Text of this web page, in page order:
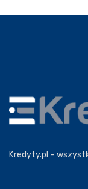
Kredyty.pl –